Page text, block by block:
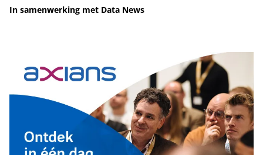
In samenwerking met Data News